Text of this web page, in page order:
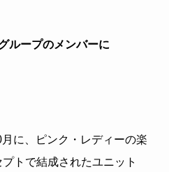
ループのメンバーに
に、ピンク・レディーの楽
トで結成されたユニット